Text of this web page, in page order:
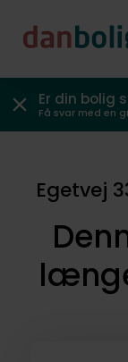
Er din bolig
Få svar med en
Egetvej